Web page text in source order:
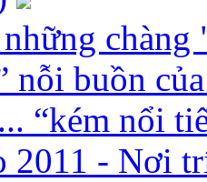
nỗi buồn
“kém nổi
2011 - Nơi